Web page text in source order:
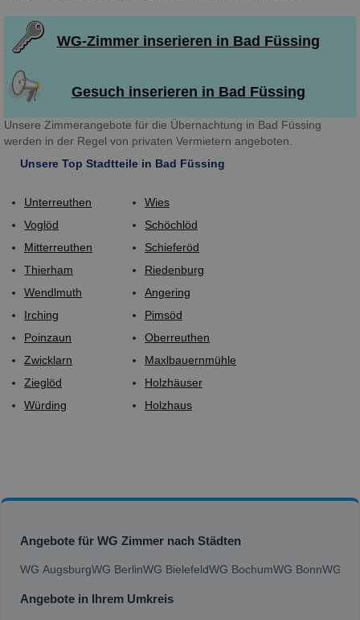
WG-Zimmer inserieren in Bad Füssing
Gesuch inserieren in Bad Füssing
Unsere Zimmerangebote für die Übernachtung in Bad Füssing
werden in der Regel von privaten Vermietern angeboten.
Unsere Top Stadtteile in Bad Füssing
Unterreuthen
Voglöd
Mitterreuthen
Thierham
Wendlmuth
Irching
Poinzaun
Zwicklarn
Zieglöd
Würding
Wies
Schöchlöd
Schieferöd
Riedenburg
Angering
Pimsöd
Oberreuthen
Maxlbauernmühle
Holzhäuser
Holzhaus
Angebote für WG Zimmer nach Städten
WG AugsburgWG BerlinWG BielefeldWG BochumWG BonnWG
Angebote in Ihrem Umkreis